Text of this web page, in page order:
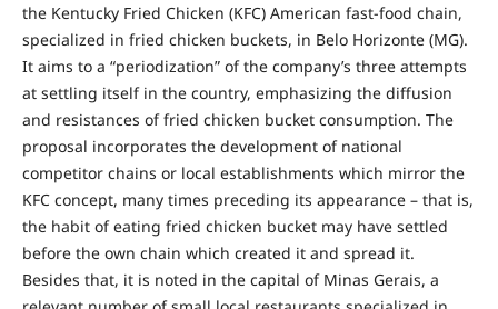
the Kentucky Fried Chicken (KFC) American fast-food chain,
specialized in fried chicken buckets, in Belo Horizonte (MG).
It aims to a “periodization” of the company’s three attempts
at settling itself in the country, emphasizing the diffusion
and resistances of fried chicken bucket consumption. The
proposal incorporates the development of national
competitor chains or local establishments which mirror the
KFC concept, many times preceding its appearance – that is,
the habit of eating fried chicken bucket may have settled
before the own chain which created it and spread it.
Besides that, it is noted in the capital of Minas Gerais, a